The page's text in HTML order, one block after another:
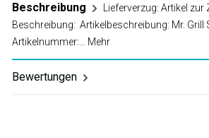
Beschreibung
Lieferverzug: Artikel
Beschreibung: Artikelbeschreibung: Mr. Grill
Artikelnummer:… Mehr
Bewertungen